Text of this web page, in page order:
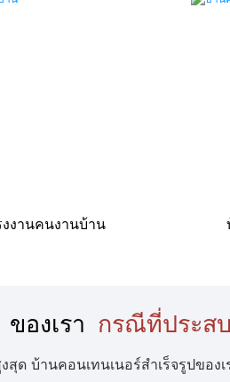
งานคนงานบ้าน
ของเรา กรณีที่ประส
ด บ้านคอนเทนเนอร์สำเร็จรูปขอ